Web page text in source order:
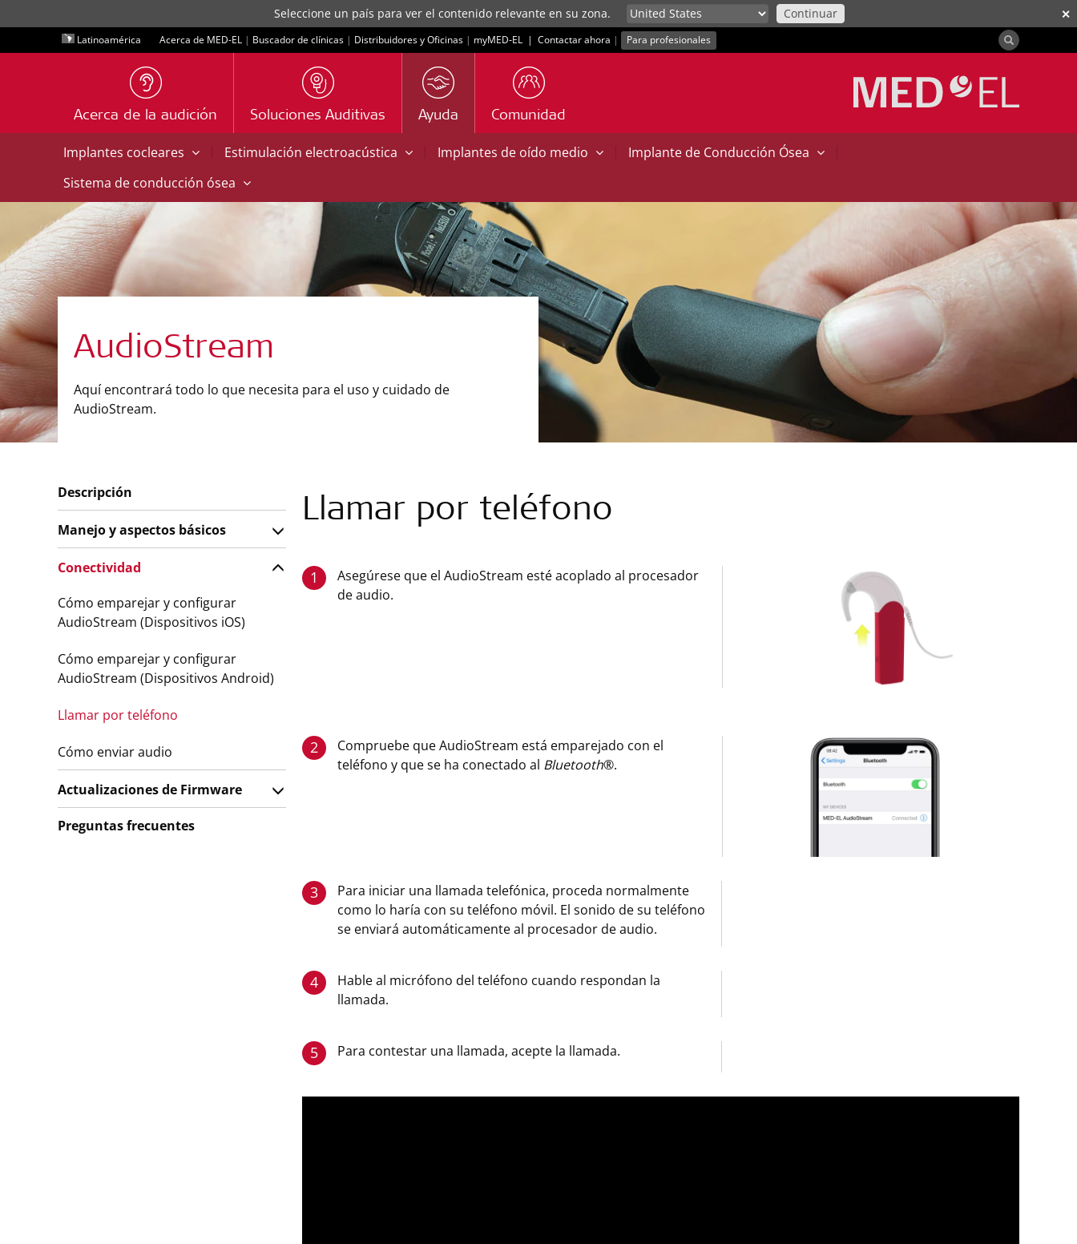
✕
Seleccione un país para ver el contenido relevante en su zona. Continuar
Latinoamérica Acerca de MED-EL | Buscador de clínicas | Distribuidores y Oficinas | myMED‑EL | Contactar ahora | Para profesionales
Acerca de la audición Soluciones Auditivas Ayuda Comunidad
Implantes cocleares | Estimulación electroacústica | Implantes de oído medio | Implante de Conducción Ósea
|
Sistema de conducción ósea
AudioStream
Aquí encontrará todo lo que necesita para el uso y cuidado de
AudioStream.
Llamar por teléfono
1
Asegúrese que el AudioStream esté acoplado al procesador
de audio.
2
Compruebe que AudioStream está emparejado con el
teléfono y que se ha conectado al Bluetooth®.
3
Para iniciar una llamada telefónica, proceda normalmente
como lo haría con su teléfono móvil. El sonido de su teléfono
se enviará automáticamente al procesador de audio.
4
Hable al micrófono del teléfono cuando respondan la
llamada.
5 Para contestar una llamada, acepte la llamada.
Descripción
Manejo y aspectos básicos
Conectividad
Cómo emparejar y configurar
AudioStream (Dispositivos iOS)
Cómo emparejar y configurar
AudioStream (Dispositivos Android)
Llamar por teléfono
Cómo enviar audio
Actualizaciones de Firmware
Preguntas frecuentes